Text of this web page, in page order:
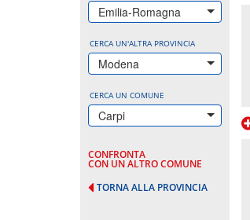
Emilia-Romagna
CERCA UN'ALTRA PROVINCIA
Modena
CERCA UN COMUNE
Carpi
CONFRONTA
CON UN ALTRO COMUNE
TORNA ALLA PROVINCIA